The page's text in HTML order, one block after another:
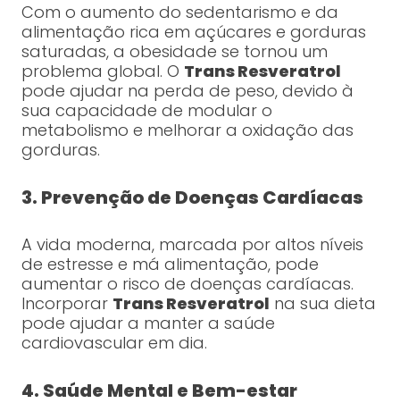
Com o aumento do sedentarismo e da
alimentação rica em açúcares e gorduras
saturadas, a obesidade se tornou um
problema global. O Trans Resveratrol
pode ajudar na perda de peso, devido à
sua capacidade de modular o
metabolismo e melhorar a oxidação das
gorduras.
3. Prevenção de Doenças Cardíacas
A vida moderna, marcada por altos níveis
de estresse e má alimentação, pode
aumentar o risco de doenças cardíacas.
Incorporar Trans Resveratrol na sua dieta
pode ajudar a manter a saúde
cardiovascular em dia.
4. Saúde Mental e Bem-estar